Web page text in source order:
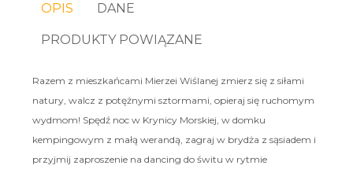
OPIS DANE
PRODUKTY POWIĄZANE
Razem z mieszkańcami Mierzei Wiślanej zmierz się z siłami
natury, walcz z potężnymi sztormami, opieraj się ruchomym
wydmom! Spędź noc w Krynicy Morskiej, w domku
kempingowym z małą werandą, zagraj w brydża z sąsiadem i
przyjmij zaproszenie na dancing do świtu w rytmie